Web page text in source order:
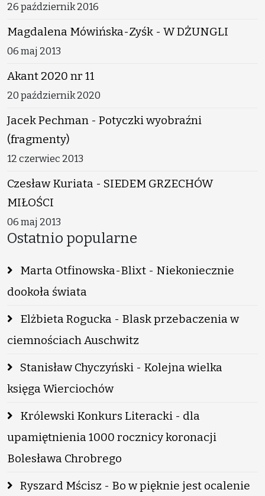
26 październik 2016
Magdalena Mówińska-Zyśk - W DŻUNGLI
06 maj 2013
Akant 2020 nr 11
20 październik 2020
Jacek Pechman - Potyczki wyobraźni
(fragmenty)
12 czerwiec 2013
Czesław Kuriata - SIEDEM GRZECHÓW
MIŁOŚCI
06 maj 2013
Ostatnio popularne
Marta Otfinowska-Blixt - Niekoniecznie
dookoła świata
Elżbieta Rogucka - Blask przebaczenia w
ciemnościach Auschwitz
Stanisław Chyczyński - Kolejna wielka
księga Wierciochów
Królewski Konkurs Literacki - dla
upamiętnienia 1000 rocznicy koronacji
Bolesława Chrobrego
Ryszard Mścisz - Bo w pięknie jest ocalenie